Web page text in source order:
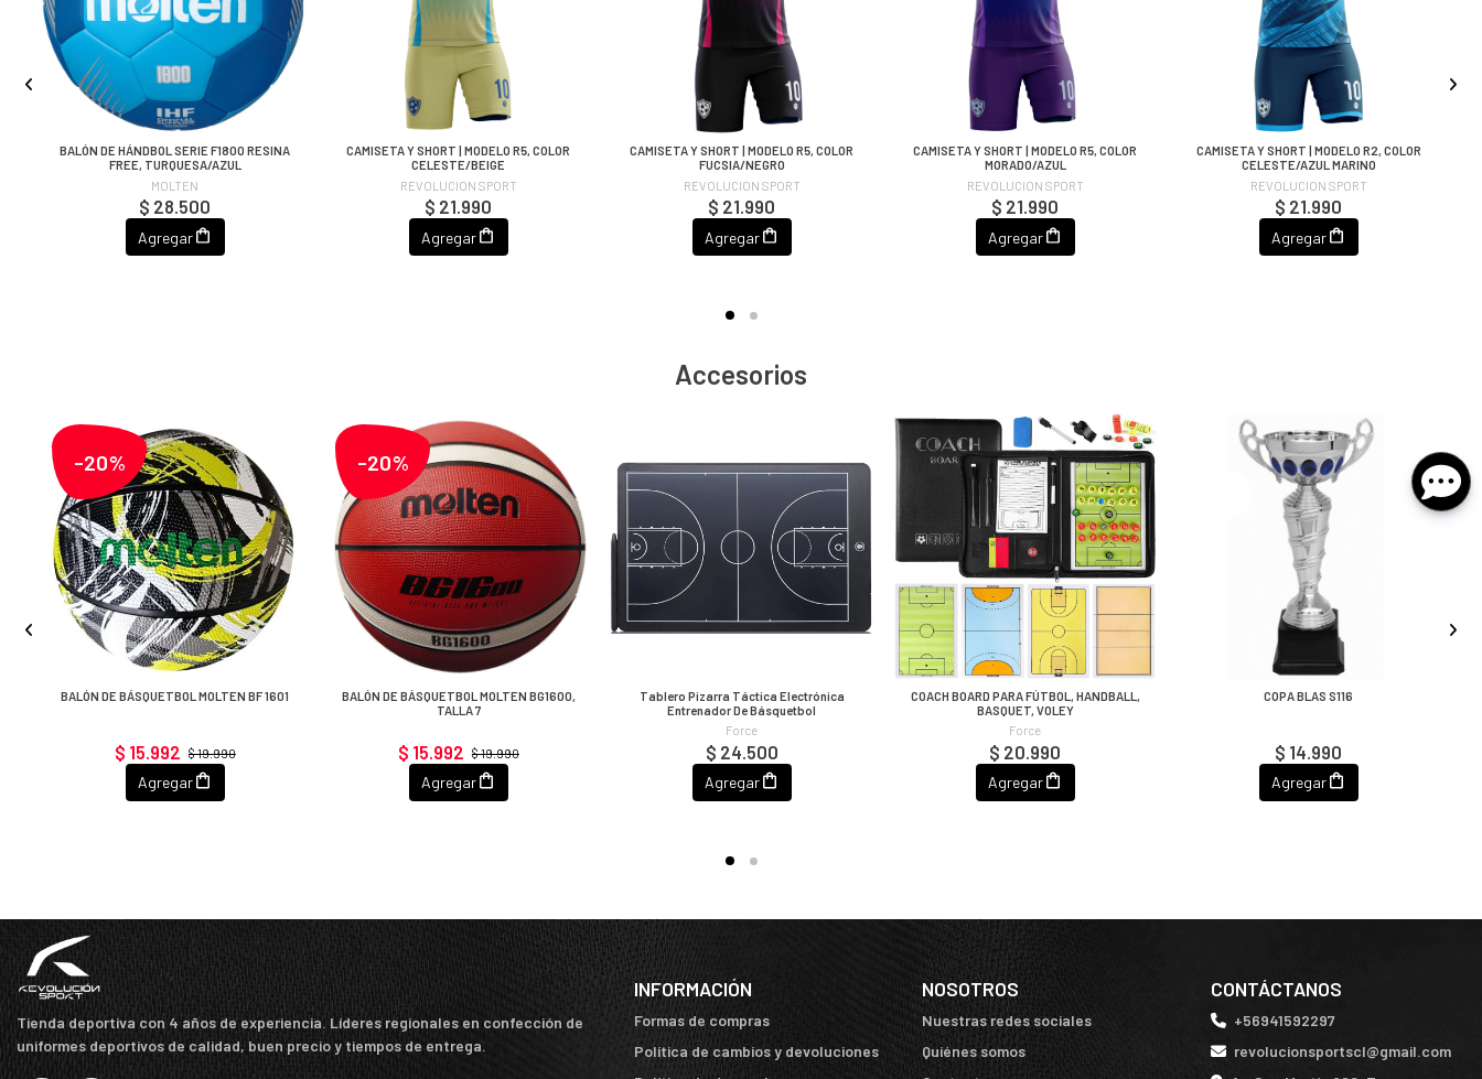
BALÓN DE HÁNDBOL SERIE F1800 RESINA
FREE, TURQUESA/AZUL
MOLTEN
$ 28.500
Agregar
CAMISETA Y SHORT | MODELO R5, COLOR
CELESTE/BEIGE
REVOLUCION SPORT
$ 21.990
Agregar
CAMISETA Y SHORT | MODELO R5, COLOR
FUCSIA/NEGRO
REVOLUCION SPORT
$ 21.990
Agregar
CAMISETA Y SHORT | MODELO R5, COLOR
MORADO/AZUL
REVOLUCION SPORT
$ 21.990
Agregar
CAMISETA Y SHORT | MODELO R2, COLOR
CELESTE/AZUL MARINO
REVOLUCION SPORT
$ 21.990
Agregar
Accesorios
-20%
BALÓN DE BÁSQUETBOL MOLTEN BF 1601
$ 19.990
$ 15.992
Agregar
-20%
BALÓN DE BÁSQUETBOL MOLTEN BG1600,
TALLA 7
$ 19.990
$ 15.992
Agregar
Tablero Pizarra Táctica Electrónica
Entrenador De Básquetbol
Force
$ 24.500
Agregar
COACH BOARD PARA FÚTBOL, HANDBALL,
BASQUET, VOLEY
Force
$ 20.990
Agregar
COPA BLAS S116
$ 14.990
Agregar
Tienda deportiva con 4 años de experiencia. Líderes regionales en confección de
uniformes deportivos de calidad, buen precio y tiempos de entrega.
INFORMACIÓN
Formas de compras
Política de cambios y devoluciones
NOSOTROS
Nuestras redes sociales
Quiénes somos
CONTÁCTANOS
+56941592297
revolucionsportscl@gmail.com